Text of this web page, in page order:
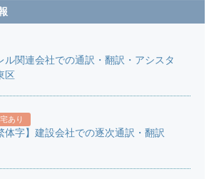
ル関連会社での通訳・翻訳・アシスタ
区
あり
体字】建設会社での逐次通訳・翻訳